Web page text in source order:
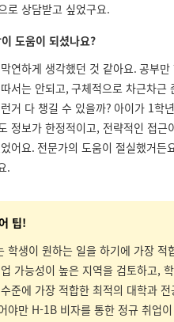
로 상담받고 싶었구요.
도움이 되셨나요?
연하게 생각했던 것 같아요. 공부만
서는 안되고, 구체적으로 차근차근
거 다 챙길 수 있을까? 아이가 1학
정보가 한정적이고, 전략적인 접
어요. 전문가의 도움이 절실했거든
.
팁!
학생이 원하는 일을 하기에 가장
가능성이 높은 지역을 검토하고,
준에 가장 적합한 최적의 대학과
야만 H-1B 비자를 통한 정규 취업